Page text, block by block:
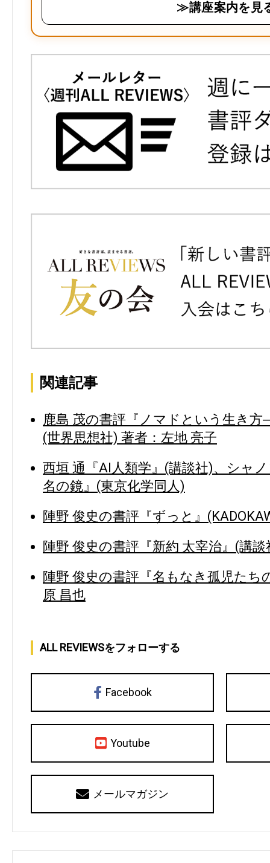
≫講座案内を見
関連記事
鹿島 茂の書評『ノマドという生き
(世界思想社) 著者：左地 亮子
西垣 通『AI人類学』(講談社)、シャ
名の鏡』(東京化学同人)
陣野 俊史の書評『ずっと』
陣野 俊史の書評『新約 太宰治』(講
陣野 俊史の書評『名もなき孤児たち
原 昌也
ALL REVIEWSをフォローする
Facebook
Youtube
メールマガジン